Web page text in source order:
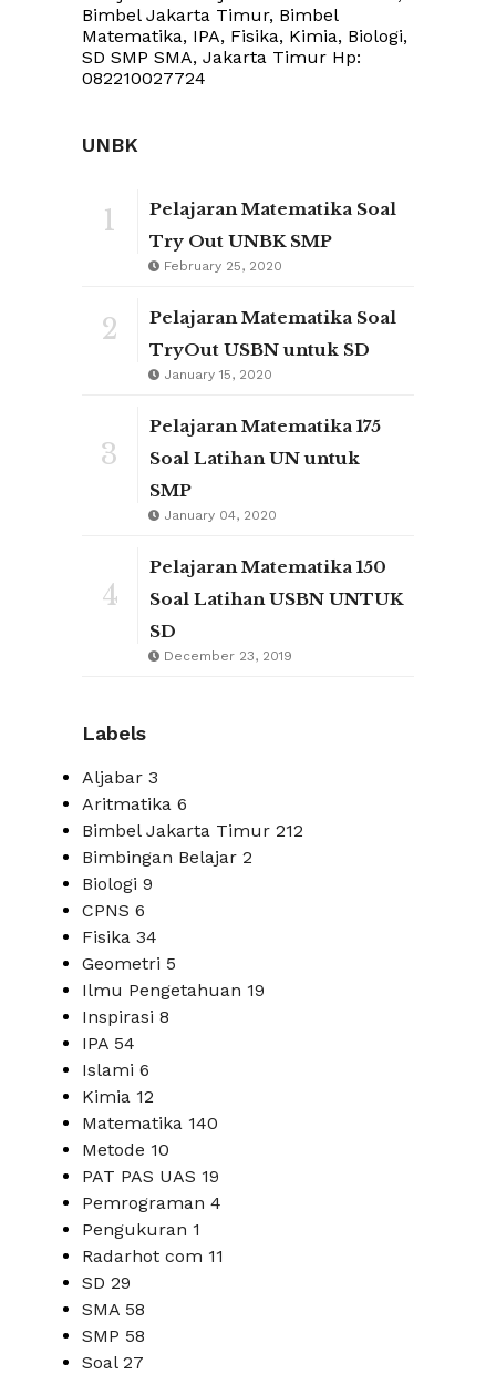
Bimbel Jakarta Timur, Bimbel
Matematika, IPA, Fisika, Kimia, Biologi,
SD SMP SMA, Jakarta Timur Hp:
082210027724
UNBK
1
Pelajaran Matematika Soal
Try Out UNBK SMP
February 25, 2020
2
Pelajaran Matematika Soal
TryOut USBN untuk SD
January 15, 2020
3
Pelajaran Matematika 175
Soal Latihan UN untuk
SMP
January 04, 2020
4
Pelajaran Matematika 150
Soal Latihan USBN UNTUK
SD
December 23, 2019
Labels
Aljabar 3
Aritmatika 6
Bimbel Jakarta Timur 212
Bimbingan Belajar 2
Biologi 9
CPNS 6
Fisika 34
Geometri 5
Ilmu Pengetahuan 19
Inspirasi 8
IPA 54
Islami 6
Kimia 12
Matematika 140
Metode 10
PAT PAS UAS 19
Pemrograman 4
Pengukuran 1
Radarhot com 11
SD 29
SMA 58
SMP 58
Soal 27